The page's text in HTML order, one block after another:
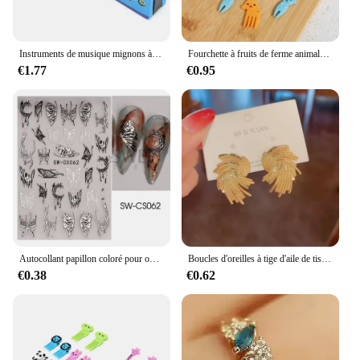
€1.77
Fourchette à fruits de ferme animale pour enfants, mini dessin animé, collation pour enfants, gâteau, dessert, pick-up, déjeuner bento, cure-dents, décor de fête, 10 pièces
€0.95
€0.38
Boucles d'oreilles à tige d'aile de tissage en métal doré pour femme, géométrie douce, bijoux de mariage, cadeau romantique de la fête des Léons, document à la mode
€0.62